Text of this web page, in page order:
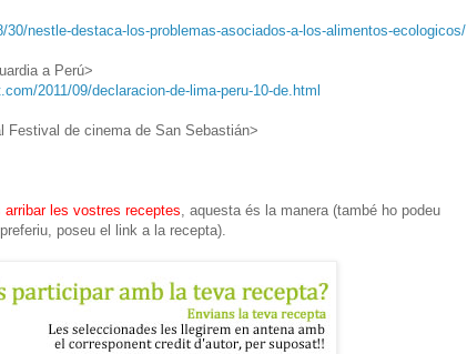
nestle-destaca-los-problemas-asociados-a-los-alimentos-ecologicos/
a Perú>
2011/09/declaracion-de-lima-peru-10-de.html
Festival de cinema de San Sebastián>
arribar les vostres receptes , aquesta és la manera (també ho podeu
poseu el link a la recepta).